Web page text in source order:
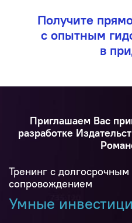
Получите
с опытным
в
Приглашаем Вас
разработке
Тренинг с долгосрочным
сопровождением
Умные